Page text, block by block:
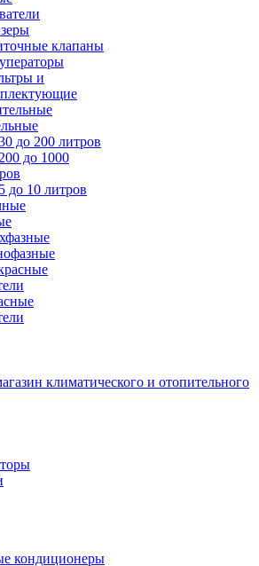
клапаны
и
до 200 литров
до 1000
до 10 литров